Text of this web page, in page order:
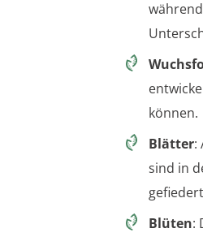
können.
Blätter:
sind in
Blüten: